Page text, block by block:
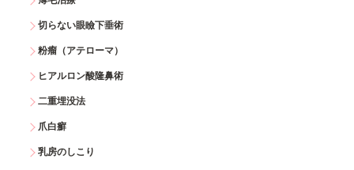
切らない眼瞼下垂術
粉瘤（アテローマ）
ヒアルロン酸隆鼻術
二重埋没法
爪白癬
乳房のしこり